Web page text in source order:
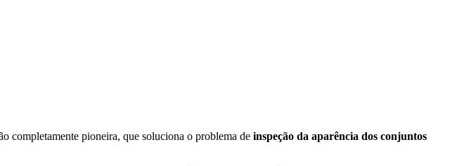
completamente pioneira, que soluciona o problema de inspeção da aparência dos conjuntos